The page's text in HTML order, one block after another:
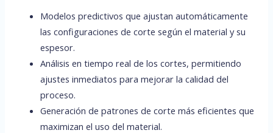
Modelos predictivos que ajustan automáticamente
las configuraciones de corte según el material y su
espesor.
Análisis en tiempo real de los cortes, permitiendo
ajustes inmediatos para mejorar la calidad del
proceso.
Generación de patrones de corte más eficientes que
maximizan el uso del material.